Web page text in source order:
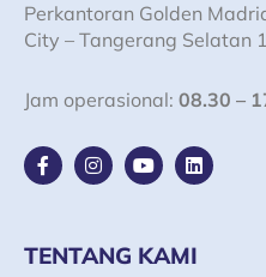
Perkantoran Golden
City – Tangerang Selatan
Jam operasional: 08.30 –
F
a
o
o
I
n
g
r
Y
o
b
e
L
i
d
i
TENTANG KAMI